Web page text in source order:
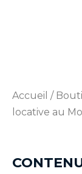
Accueil /
locative au